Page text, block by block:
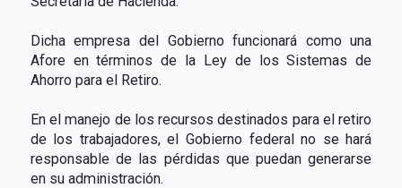
Dicha empresa del Gobierno funcionará como una
Afore en términos de la Ley de los Sistemas de
Ahorro para el Retiro.
En el manejo de los recursos destinados para el retiro
de los trabajadores, el Gobierno federal no se hará
responsable de las pérdidas que puedan generarse
en su administración.